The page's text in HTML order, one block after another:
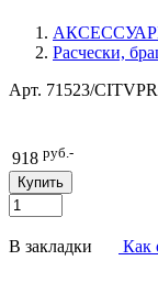
Расчески,
Арт. 71523/
918 руб.-
В закладки Как